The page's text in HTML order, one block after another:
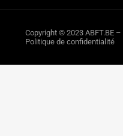
Copyright © 2023 ABFT.BE
Politique de confidentialité